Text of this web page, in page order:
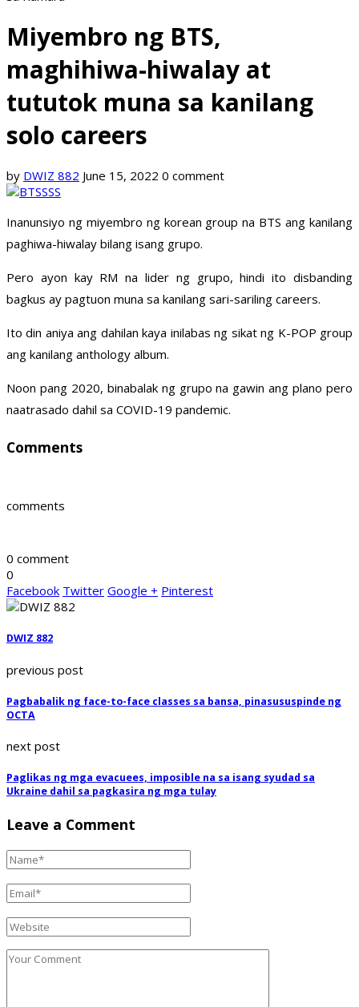
Miyembro ng BTS,
maghihiwa-hiwalay at
tututok muna sa kanilang
solo careers
by DWIZ 882 June 15, 2022 0 comment
Inanunsiyo ng miyembro ng korean group na BTS ang kanilang
paghiwa-hiwalay bilang isang grupo.
Pero ayon kay RM na lider ng grupo, hindi ito disbanding
bagkus ay pagtuon muna sa kanilang sari-sariling careers.
Ito din aniya ang dahilan kaya inilabas ng sikat ng K-POP group
ang kanilang anthology album.
Noon pang 2020, binabalak ng grupo na gawin ang plano pero
naatrasado dahil sa COVID-19 pandemic.
Comments
comments
0 comment
0
Facebook Twitter Google + Pinterest
DWIZ 882
previous post
Pagbabalik ng face-to-face classes sa bansa, pinasususpinde ng
OCTA
next post
Paglikas ng mga evacuees, imposible na sa isang syudad sa
Ukraine dahil sa pagkasira ng mga tulay
Leave a Comment